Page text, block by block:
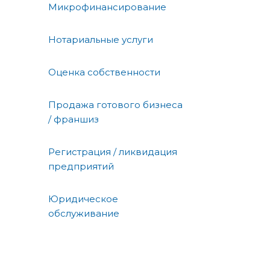
Микрофинансирование
Нотариальные услуги
Оценка собственности
Продажа готового бизнеса
/ франшиз
Регистрация / ликвидация
предприятий
Юридическое
обслуживание